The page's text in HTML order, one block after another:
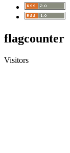
flagcounter
Visitors